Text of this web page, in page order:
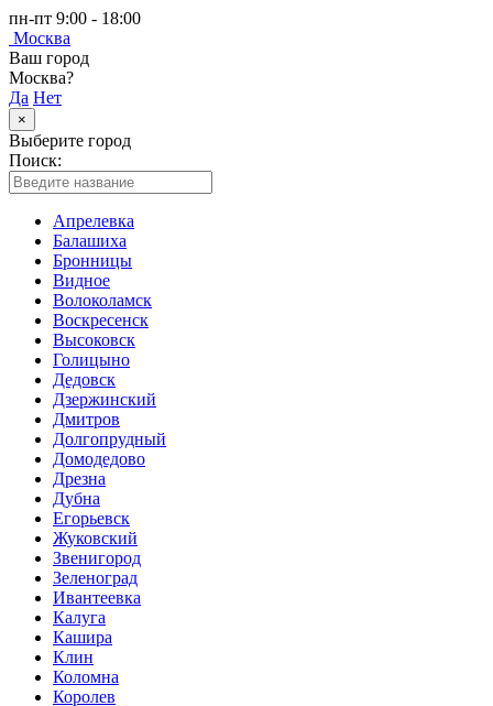
пн-пт 9:00 - 18:00
Москва
Ваш город
Москва?
Да Нет
×
Выберите город
Поиск:
Апрелевка
Балашиха
Бронницы
Видное
Волоколамск
Воскресенск
Высоковск
Голицыно
Дедовск
Дзержинский
Дмитров
Долгопрудный
Домодедово
Дрезна
Дубна
Егорьевск
Жуковский
Звенигород
Зеленоград
Ивантеевка
Калуга
Кашира
Клин
Коломна
Королев